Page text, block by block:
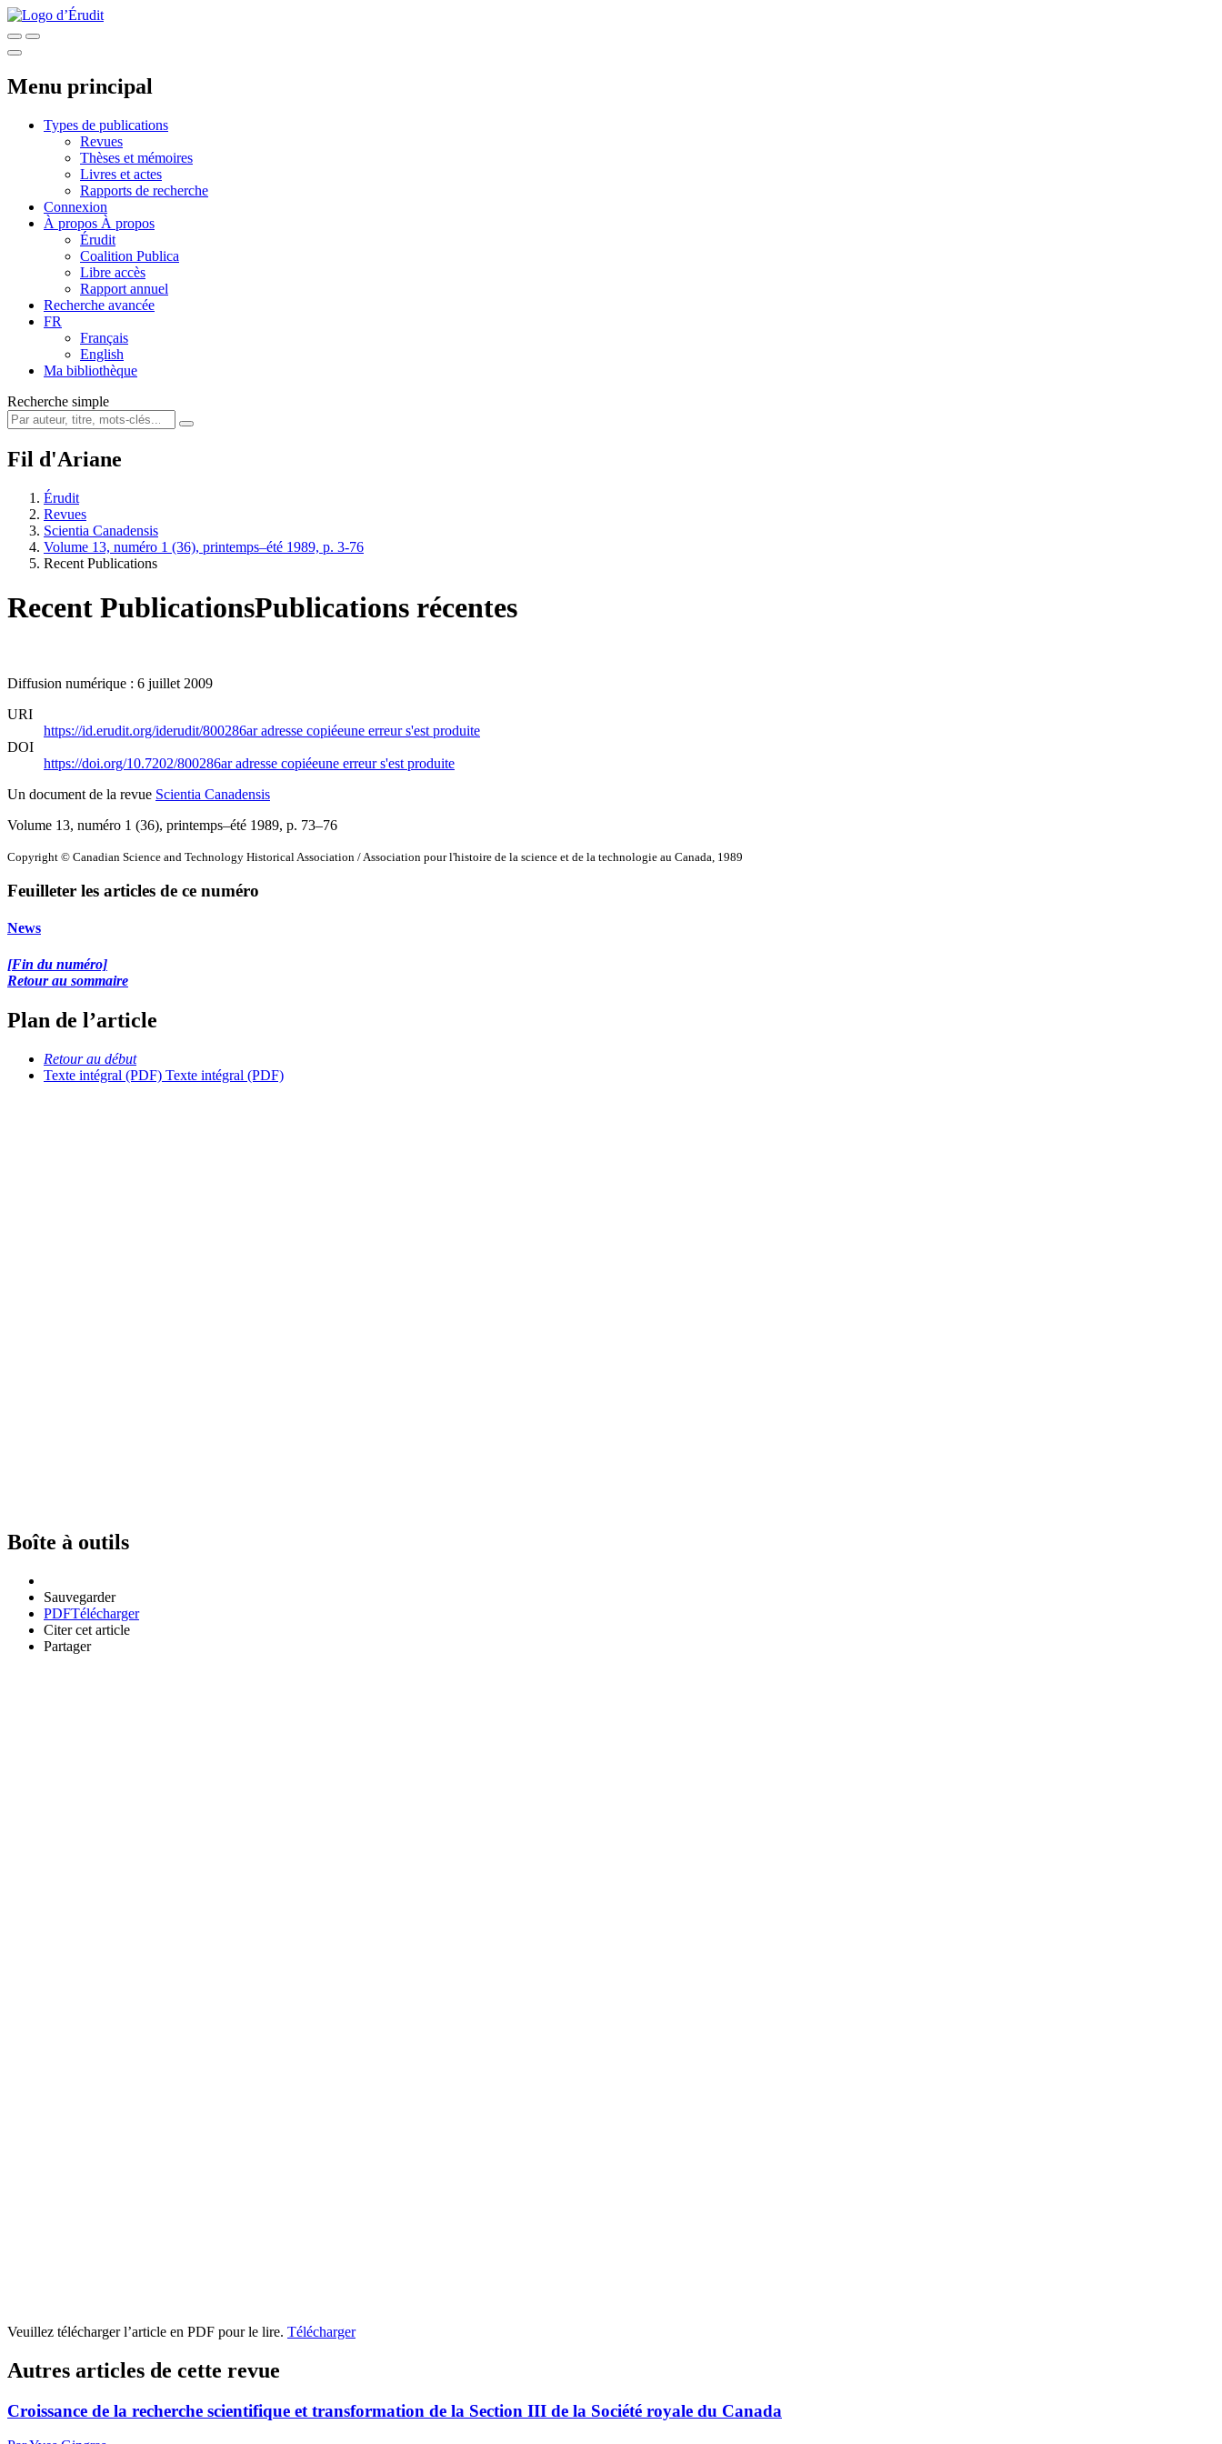
Menu principal
Types de publications
Revues
Thèses et mémoires
Livres et actes
Rapports de recherche
Connexion
À propos À propos
Érudit
Coalition Publica
Libre accès
Rapport annuel
Recherche avancée
FR
Français
English
Ma bibliothèque
Recherche simple
Fil d'Ariane
Érudit
Revues
Scientia Canadensis
Volume 13, numéro 1 (36), printemps–été 1989, p. 3-76
Recent Publications
Recent PublicationsPublications récentes
Diffusion numérique : 6 juillet 2009
URI
https://id.erudit.org/iderudit/800286aradresse copiéeune erreur s'est produite
DOI
https://doi.org/10.7202/800286aradresse copiéeune erreur s'est produite
Un document de la revue Scientia Canadensis
Volume 13, numéro 1 (36), printemps–été 1989, p. 73–76
Copyright © Canadian Science and Technology Historical Association / Association pour l'histoire de la science et de la technologie au Canada, 1989
Feuilleter les articles de ce numéro
News
[Fin du numéro]
Retour au sommaire
Plan de l’article
Retour au début
Texte intégral (PDF) Texte intégral (PDF)
Boîte à outils
Sauvegarder
PDFTélécharger
Citer cet article
Partager
Veuillez télécharger l’article en PDF pour le lire. Télécharger
Autres articles de cette revue
Croissance de la recherche scientifique et transformation de la Section III de la Société royale du Canada